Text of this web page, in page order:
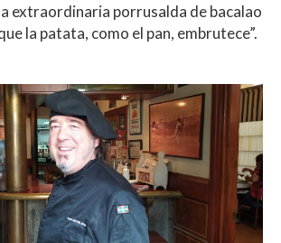
extraordinaria porrusalda de bacalao
la patata, como el pan, embrutece”.